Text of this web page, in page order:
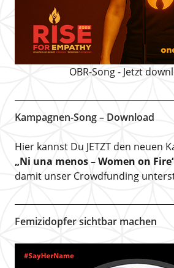
OBR-Song - Jetzt
Kampagnen-Song – Download
Hier kannst Du JETZT den neuen
„Ni una menos – Women on
damit unser Crowdfunding
Femizidopfer sichtbar machen